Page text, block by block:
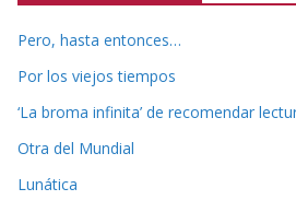
Pero, hasta entonces…
Por los viejos tiempos
‘La broma infinita’ de recomendar
Otra del Mundial
Lunática